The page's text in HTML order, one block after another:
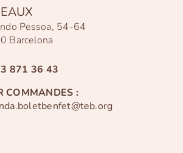
Pessoa, 54-64
Barcelona
871 36 43
COMMANDES :